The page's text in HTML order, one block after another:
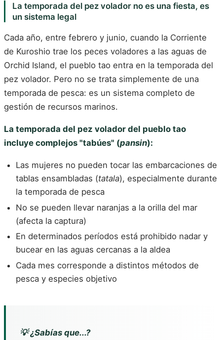
La temporada del pez volador no es una fiesta, es
un sistema legal
Cada año, entre febrero y junio, cuando la Corriente
de Kuroshio trae los peces voladores a las aguas de
Orchid Island, el pueblo tao entra en la temporada del
pez volador. Pero no se trata simplemente de una
temporada de pesca: es un sistema completo de
gestión de recursos marinos.
La temporada del pez volador del pueblo tao
incluye complejos "tabúes" (pansin):
Las mujeres no pueden tocar las embarcaciones de
tablas ensambladas (tatala), especialmente durante
la temporada de pesca
No se pueden llevar naranjas a la orilla del mar
(afecta la captura)
En determinados períodos está prohibido nadar y
bucear en las aguas cercanas a la aldea
Cada mes corresponde a distintos métodos de
pesca y especies objetivo
💡 ¿Sabías que...?